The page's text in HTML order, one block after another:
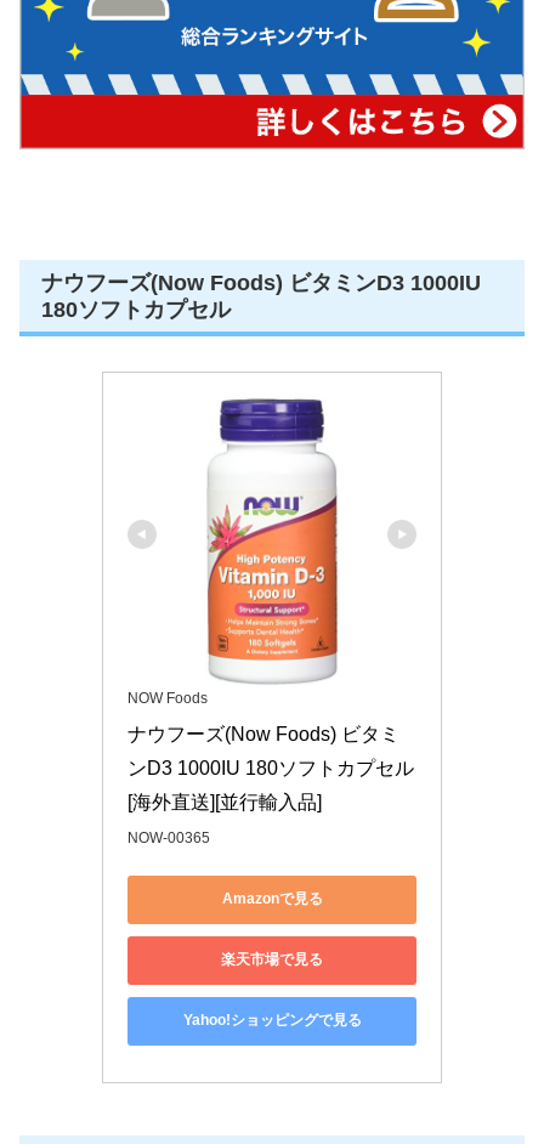
ナウフーズ(Now Foods) ビタミンD3 1000IU
180ソフトカプセル
NOW Foods
ナウフーズ(Now Foods) ビタミ
ンD3 1000IU 180ソフトカプセル
[海外直送][並行輸入品]
NOW-00365
Amazonで見る
楽天市場で見る
Yahoo!ショッピングで見る